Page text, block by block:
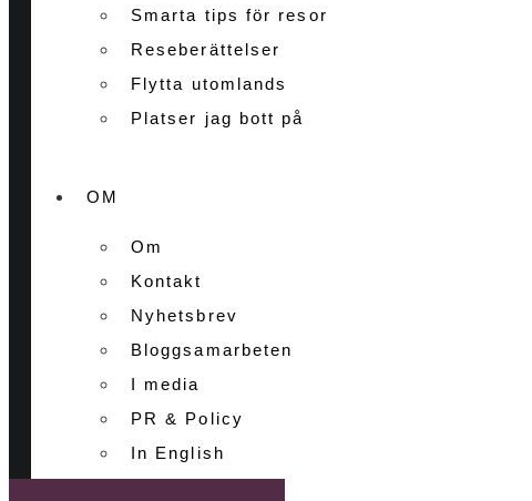
Smarta tips för resor
Reseberättelser
Flytta utomlands
Platser jag bott på
OM
Om
Kontakt
Nyhetsbrev
Bloggsamarbeten
I media
PR & Policy
In English